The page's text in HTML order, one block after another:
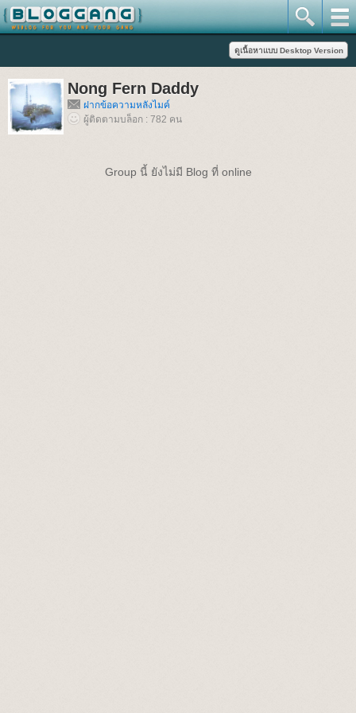
Nong Fern Daddy
ฝากข้อความหลังไมค์
ผู้ติดตามบล็อก : 782 คน
Group นี้ ยังไม่มี Blog ที่ online